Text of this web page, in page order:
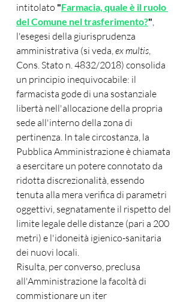
intitolato "Farmacia, quale è il ruolo
del Comune nel trasferimento?",
l'esegesi della giurisprudenza
amministrativa (si veda, ex multis,
Cons. Stato n. 4832/2018) consolida
un principio inequivocabile: il
farmacista gode di una sostanziale
libertà nell'allocazione della propria
sede all'interno della zona di
pertinenza. In tale circostanza, la
Pubblica Amministrazione è chiamata
a esercitare un potere connotato da
ridotta discrezionalità, essendo
tenuta alla mera verifica di parametri
oggettivi, segnatamente il rispetto del
limite legale delle distanze (pari a 200
metri) e l'idoneità igienico-sanitaria
dei nuovi locali.
Risulta, per converso, preclusa
all'Amministrazione la facoltà di
commistionare un iter